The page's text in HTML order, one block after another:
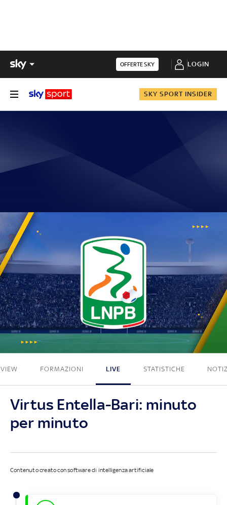
OFFERTE SKY LOGIN
SKY SPORT INSIDER
2 - 2
FORMAZIONI LIVE STATISTICHE
Virtus Entella-Bari: minuto
per minuto
Contenuto creato con software di intelligenza artificiale